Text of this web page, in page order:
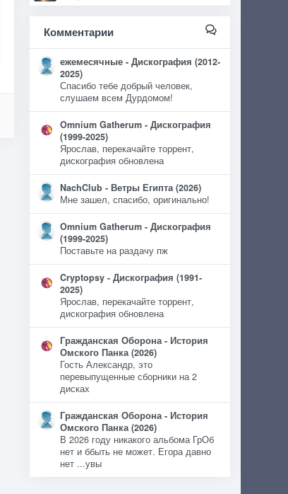
Комментарии
ежемесячные - Дискография (2012-
2025)
Спасибо тебе добрый человек,
слушаем всем Дурдомом!
Omnium Gatherum - Дискография
(1999-2025)
Ярослав, перекачайте торрент,
дискография обновлена
NachClub - Ветры Египта (2026)
Мне зашел, спасибо, оригинально!
Omnium Gatherum - Дискография
(1999-2025)
Поставьте на раздачу пж
Cryptopsy - Дискография (1991-
2025)
Ярослав, перекачайте торрент,
дискография обновлена
Гражданская Оборона - История
Омского Панка (2026)
Гость Александр, это
перевыпущенные сборники на 2
дисках
Гражданская Оборона - История
Омского Панка (2026)
В 2026 году никакого альбома ГрОб
нет и ббыть не может. Егора давно
нет ...увы